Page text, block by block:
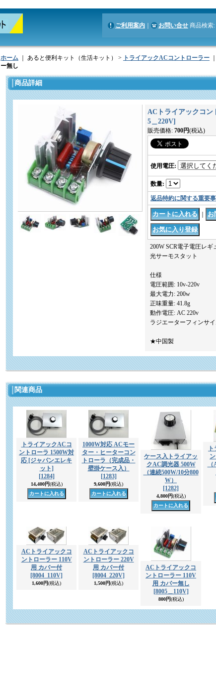
ご利用案内 お問い合せ 商品検索:
ホーム ｜ あると便利キット（生活キット） > トライアックACコントローラー
ー無し
商品詳細
ACトライアックコン
5＿220V]
販売価格: 700円(税込)
使用電圧:
数量:
返品特約に関する重要
200W SCR電子電圧レ
光サーモスタット
仕様
電圧範囲: 10v-220v
最大電力: 200w
正味重量: 41.8g
動作電圧: AC 220v
ラジエーターフィンサイ
★中国製
関連商品
トライアックACコ
ントローラ 1500W対
応 [ジャパンエレキ
ット]
[1284]
14,400円(税込)
1000W対応 ACモー
ター・ヒーターコン
トローラ（完成品・
壁掛ケース入）
[1283]
9,600円(税込)
ケース入トライアッ
クAC調光器 500W
（連続500W/10分800
W）
[1282]
4,800円(税込)
ACトライアックコ
ントローラー 110V
用 カバー付
[8004_110V]
1,600円(税込)
ACトライアックコ
ントローラー 220V
用 カバー付
[8004_220V]
1,500円(税込)
ACトライアックコ
ントローラー 110V
用 カバー無し
[8005＿110V]
800円(税込)